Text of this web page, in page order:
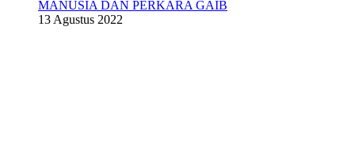
MANUSIA DAN PERKARA GAIB
13 Agustus 2022